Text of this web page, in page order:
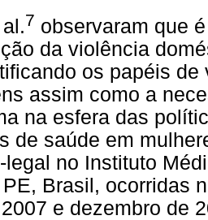
7 observaram que
da violência
os papéis
assim como a
na esfera das
de saúde em
legal no Instituto
Brasil, ocorridas
e dezembro de